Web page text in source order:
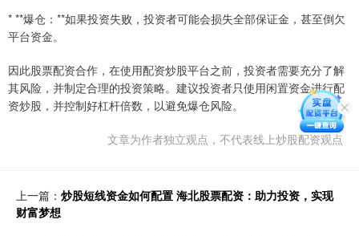
* **爆仓：**如果投资失败，投资者可能会损失全部保证金，甚至倒欠
平台资金。
因此股票配资合作，在使用配资炒股平台之前，投资者需要充分了解
其风险，并制定合理的投资策略。建议投资者只使用闲置资金进行配
资炒股，并控制好杠杆倍数，以避免爆仓风险。
文章为作者独立观点，不代表线上炒股配资观点
上一篇： 炒股短线资金如何配置 海北股票配资：助力投资，实现
财富梦想